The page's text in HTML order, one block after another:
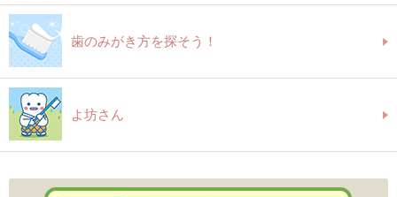
歯のみがき方を探そう！
よ坊さん